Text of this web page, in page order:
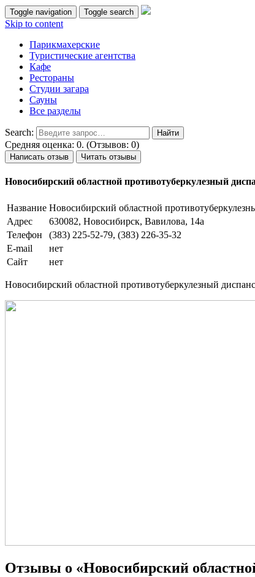
Toggle navigation Toggle search
Skip to content
Парикмахерские
Туристические агентства
Кафе
Рестораны
Студии загара
Сауны
Все разделы
Search:
Средняя оценка: 0. (Отзывов: 0)
Написать отзыв Читать отзывы
Новосибирский областной противотуберкулезный
Название Новосибирский областной
Адрес
630082, Новосибирск, Вавилова, 14а
Телефон
(383) 225-52-79, (383) 226-35-32
E-mail
нет
Сайт
нет
Новосибирский областной противотуберкулезный
Отзывы о «Новосибирский